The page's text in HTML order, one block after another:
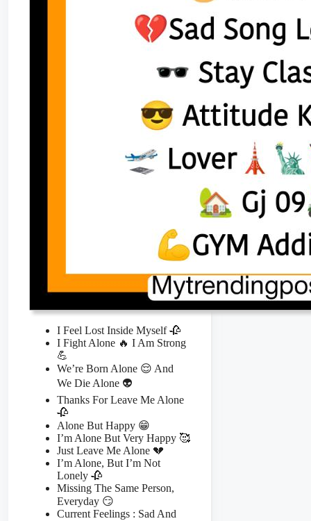
I Feel Lost Inside Myself 🥀
I Fight Alone 🔥 I Am Strong
💪
We’re Born Alone 😌 And
We Die Alone 👽
Thanks For Leave Me Alone
🥀
Alone But Happy 😁
I’m Alone But Very Happy 🥰
Just Leave Me Alone 💔
I’m Alone, But I’m Not
Lonely 🥀
Missing The Same Person,
Everyday 😏
Current Feelings : Sad And